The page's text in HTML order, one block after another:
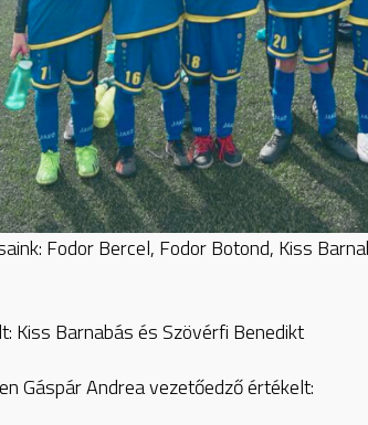
Fodor Bercel, Fodor Botond, Kiss
Kiss Barnabás és Szövérfi Benedikt
Gáspár Andrea vezetőedző értékelt: